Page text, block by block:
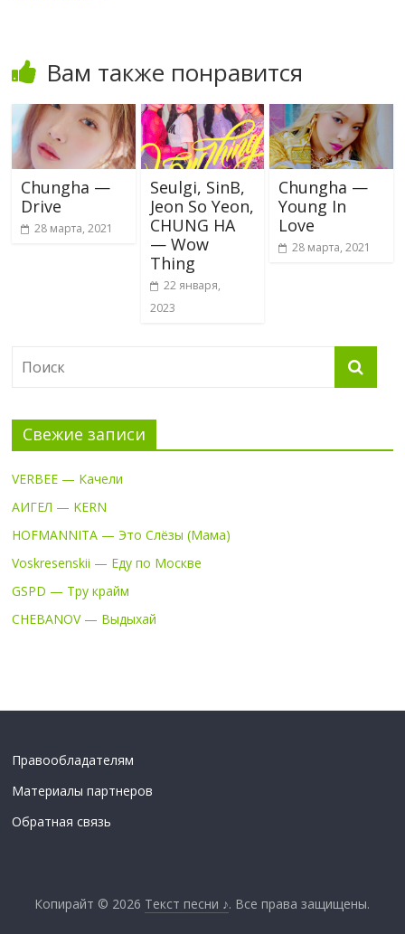
Вам также понравится
Chungha —
Drive
28 марта, 2021
Seulgi, SinB,
Jeon So Yeon,
CHUNG HA
— Wow
Thing
22 января,
2023
Chungha —
Young In
Love
28 марта, 2021
Свежие записи
VERBEE — Качели
АИГЕЛ — KERN
HOFMANNITA — Это Слёзы (Мама)
Voskresenskii — Еду по Москве
GSPD — Тру крайм
CHEBANOV — Выдыхай
Правообладателям
Материалы партнеров
Обратная связь
Копирайт © 2026 Текст песни ♪. Все права защищены.